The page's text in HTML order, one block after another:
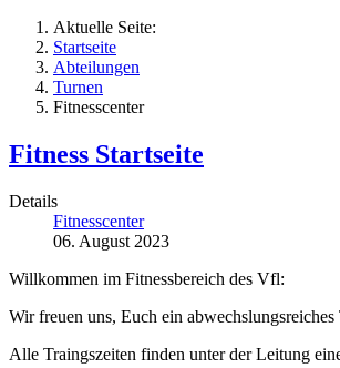
Aktuelle Seite:
Startseite
Abteilungen
Turnen
Fitnesscenter
Fitness Startseite
Details
Fitnesscenter
06. August 2023
Willkommen im Fitnessbereich des Vfl:
Wir freuen uns, Euch ein
Alle Traingszeiten finden unter der Leitung